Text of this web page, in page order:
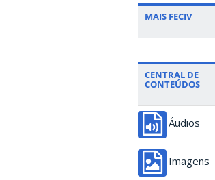
MAIS FECIV
CENTRAL DE
CONTEÚDOS
Áudios
Imagens